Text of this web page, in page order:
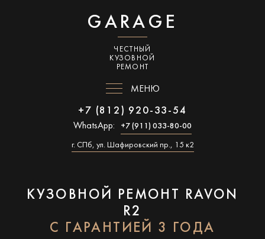
GARAGE
ЧЕСТНЫЙ
КУЗОВНОЙ
РЕМОНТ
МЕНЮ
+7 (812) 920-33-54
WhatsApp: +7 (911) 033-80-00
г. СПб, ул. Шафировский пр., 15 к2
КУЗОВНОЙ РЕМОНТ RAVON
R2
С ГАРАНТИЕЙ 3 ГОДА